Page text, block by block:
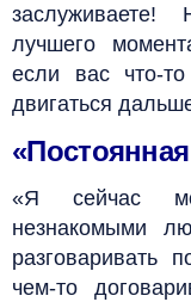
лучшего
если вас что-
двигаться
«Я сейчас
незнакомыми
разговаривать
чем-то